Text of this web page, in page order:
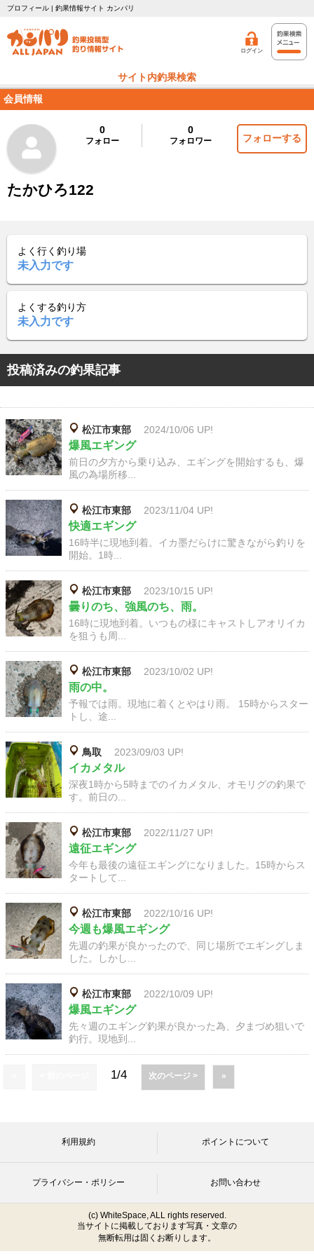
プロフィール | 釣果情報サイト カンパリ
ログイン
サイト内釣果検索
会員情報
0
フォロー
0
フォロワー フォローする
たかひろ122
よく行く釣り場
未入力です
よくする釣り方
未入力です
投稿済みの釣果記事
松江市東部 2024/10/06 UP!
爆風エギング
前日の夕方から乗り込み、エギングを開始するも、爆
風の為場所移...
松江市東部 2023/11/04 UP!
快適エギング
16時半に現地到着。イカ墨だらけに驚きながら釣りを
開始。1時...
松江市東部 2023/10/15 UP!
曇りのち、強風のち、雨。
16時に現地到着。いつもの様にキャストしアオリイカ
を狙うも周...
松江市東部 2023/10/02 UP!
雨の中。
予報では雨。現地に着くとやはり雨。 15時からスター
トし、途...
鳥取 2023/09/03 UP!
イカメタル
深夜1時から5時までのイカメタル、オモリグの釣果で
す。前日の...
松江市東部 2022/11/27 UP!
遠征エギング
今年も最後の遠征エギングになりました。15時からス
タートして...
松江市東部 2022/10/16 UP!
今週も爆風エギング
先週の釣果が良かったので、同じ場所でエギングしま
した。しかし...
松江市東部 2022/10/09 UP!
爆風エギング
先々週のエギング釣果が良かった為、夕まづめ狙いで
釣行。現地到...
1/4 次のページ > »
利用規約 ポイントについて
プライバシー・ポリシー お問い合わせ
(c) WhiteSpace, ALL rights reserved.
当サイトに掲載しております写真・文章の
無断転用は固くお断りします。